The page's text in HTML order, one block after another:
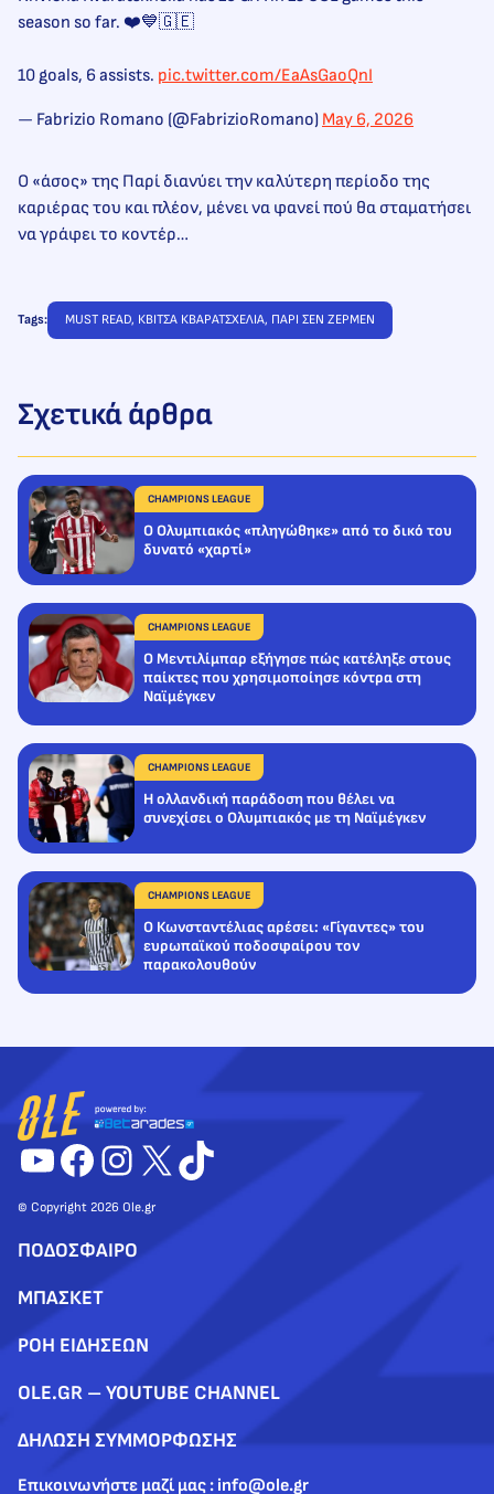
season so far. ❤️💙🇬🇪
10 goals, 6 assists. pic.twitter.com/EaAsGaoQnI
— Fabrizio Romano (@FabrizioRomano) May 6, 2026
Ο «άσος» της Παρί διανύει την καλύτερη περίοδο της
καριέρας του και πλέον, μένει να φανεί πού θα σταματήσει
να γράφει το κοντέρ…
Tags: MUST READ, ΚΒΙΤΣΑ ΚΒΑΡΑΤΣΧΕΛΙΑ, ΠΑΡΙ ΣΕΝ ΖΕΡΜΕΝ
Σχετικά άρθρα
CHAMPIONS LEAGUE
Ο Ολυμπιακός «πληγώθηκε» από το δικό του
δυνατό «χαρτί»
CHAMPIONS LEAGUE
Ο Μεντιλίμπαρ εξήγησε πώς κατέληξε στους
παίκτες που χρησιμοποίησε κόντρα στη
Ναϊμέγκεν
CHAMPIONS LEAGUE
Η ολλανδική παράδοση που θέλει να
συνεχίσει ο Ολυμπιακός με τη Ναϊμέγκεν
CHAMPIONS LEAGUE
Ο Κωνσταντέλιας αρέσει: «Γίγαντες» του
ευρωπαϊκού ποδοσφαίρου τον
παρακολουθούν
YouTube
Facebook
Instagram
X TikTok
© Copyright 2026 Ole.gr
ΠΟΔΟΣΦΑΙΡΟ
ΜΠΑΣΚΕΤ
ΡΟΗ ΕΙΔΗΣΕΩΝ
OLE.GR – YOUTUBE CHANNEL
ΔΗΛΩΣΗ ΣΥΜΜΟΡΦΩΣΗΣ
Επικοινωνήστε μαζί μας : info@ole.gr